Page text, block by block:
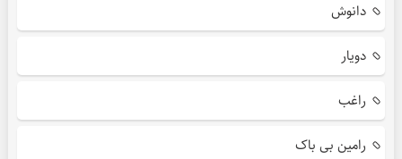
دانوش
دویار
راغب
رامین بی باک